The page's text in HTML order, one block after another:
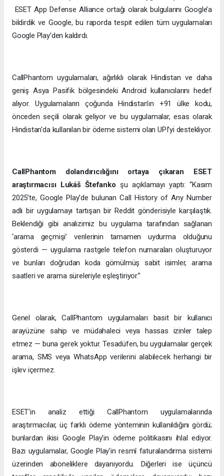
ESET App Defense Alliance ortağı olarak bulgularını Google’a
bildirdik ve Google, bu raporda tespit edilen tüm uygulamaları
Google Play’den kaldırdı.
CallPhantom uygulamaları, ağırlıklı olarak Hindistan ve daha
geniş Asya Pasifik bölgesindeki Android kullanıcılarını hedef
alıyor. Uygulamaların çoğunda Hindistan'ın +91 ülke kodu,
önceden seçili olarak geliyor ve bu uygulamalar, esas olarak
Hindistan'da kullanılan bir ödeme sistemi olan UPI'yi destekliyor.
CallPhantom dolandırıcılığını ortaya çıkaran ESET
araştırmacısı Lukáš Štefanko şu açıklamayı yaptı: “Kasım
2025’te, Google Play’de bulunan Call History of Any Number
adlı bir uygulamayı tartışan bir Reddit gönderisiyle karşılaştık.
Beklendiği gibi analizimiz bu uygulama tarafından sağlanan
‘arama geçmişi’ verilerinin tamamen uydurma olduğunu
gösterdi — uygulama rastgele telefon numaraları oluşturuyor
ve bunları doğrudan koda gömülmüş sabit isimler, arama
saatleri ve arama süreleriyle eşleştiriyor.”
Genel olarak, CallPhantom uygulamaları basit bir kullanıcı
arayüzüne sahip ve müdahaleci veya hassas izinler talep
etmez — buna gerek yoktur. Tesadüfen, bu uygulamalar gerçek
arama, SMS veya WhatsApp verilerini alabilecek herhangi bir
işlev içermez.
ESET'in analiz ettiği CallPhantom uygulamalarında
araştırmacılar, üç farklı ödeme yönteminin kullanıldığını gördü;
bunlardan ikisi Google Play'in ödeme politikasını ihlal ediyor.
Bazı uygulamalar, Google Play'in resmî faturalandırma sistemi
üzerinden aboneliklere dayanıyordu. Diğerleri ise üçüncü